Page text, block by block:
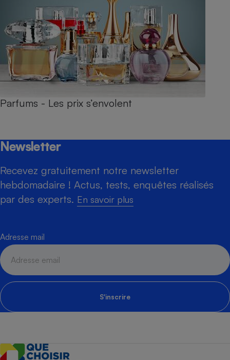
Parfums - Les prix s’envolent
Newsletter
Recevez gratuitement notre newsletter
hebdomadaire ! Actus, tests, enquêtes réalisés
par des experts. En savoir plus
Adresse mail
S'inscrire